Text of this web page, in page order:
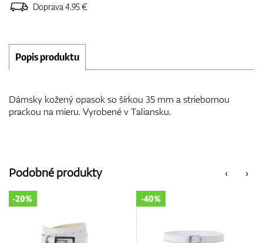
Doprava 4.95 €
Popis produktu
Dámsky kožený opasok so šírkou 35 mm a striebornou
prackou na mieru. Vyrobené v Taliansku.
‹
Podobné produkty ›
-20% -40%